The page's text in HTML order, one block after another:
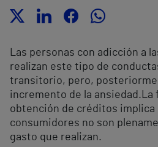
Las personas con adicción a
realizan este tipo de
transitorio, pero,
incremento de la ansiedad. La
obtención de créditos implica
consumidores no son
gasto que realizan.